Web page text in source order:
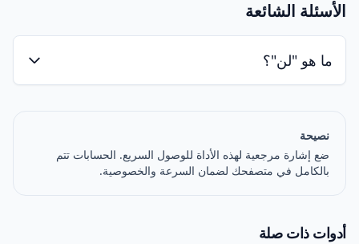
الأسئلة الشائعة
ما هو "لن"؟
نصيحة
ضع إشارة مرجعية لهذه الأداة للوصول السريع. الحسابات تتم
بالكامل في متصفحك لضمان السرعة والخصوصية.
أدوات ذات صلة